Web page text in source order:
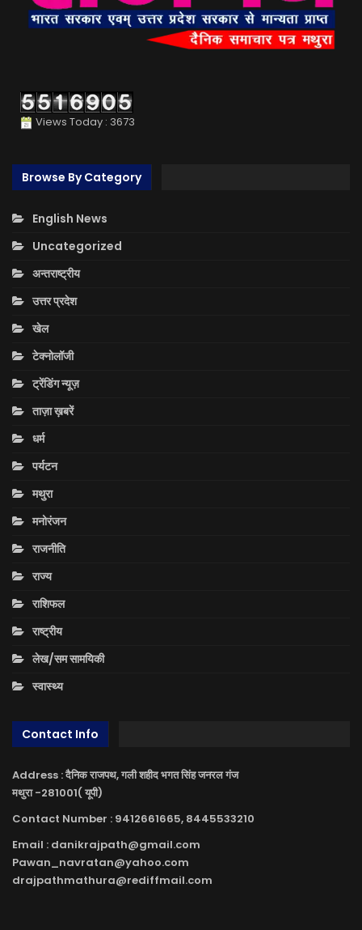
Views Today : 3673
Browse By Category
English News
Uncategorized
अन्तराष्ट्रीय
उत्तर प्रदेश
खेल
टेक्नोलॉजी
ट्रेंडिंग न्यूज़
ताज़ा ख़बरें
धर्म
पर्यटन
मथुरा
मनोरंजन
राजनीति
राज्य
राशिफल
राष्ट्रीय
लेख/सम सामयिकी
स्वास्थ्य
Contact Info
Address : दैनिक राजपथ, गली शहीद भगत सिंह जनरल गंज
मथुरा -281001( यूपी)
Contact Number : 9412661665, 8445533210
Email : danikrajpath@gmail.com
Pawan_navratan@yahoo.com
drajpathmathura@rediffmail.com